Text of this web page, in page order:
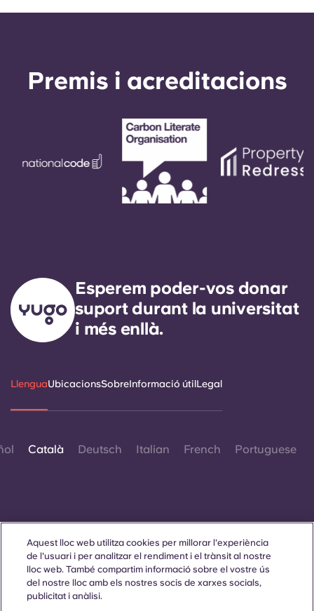
Premis i acreditacions
Esperem poder-vos donar
suport durant la universitat
i més enllà.
LlenguaUbicacionsSobreInformació útilLegal
Català Deutsch Italian French Portuguese
Contacta amb nosaltres
Aquest lloc web utilitza cookies per millorar l'experiència
de l'usuari i per analitzar el rendiment i el trànsit al nostre
lloc web. També compartim informació sobre el vostre ús
del nostre lloc amb els nostres socis de xarxes socials,
publicitat i anàlisi.